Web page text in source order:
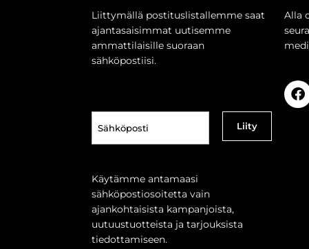
Liittymällä postituslistallemme saat
ajantasaisimmat uutisemme
ammattilaisille suoraan
sähköpostiisi.
(Pakollinen)
Käytämme antamaasi
sähköpostiosoitetta vain
ajankohtaisista kampanjoista,
uutuustuotteista ja tarjouksista
tiedottamiseen.
Alla